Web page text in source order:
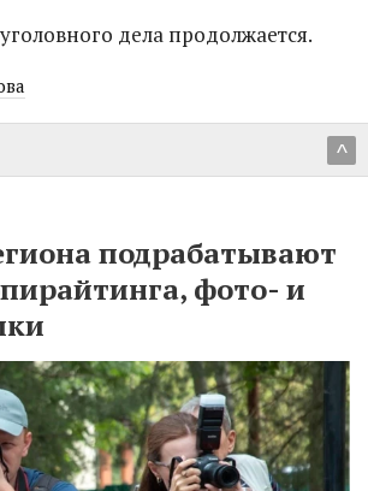
дела продолжается.
^
подрабатывают
фото- и